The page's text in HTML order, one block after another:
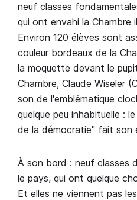
neuf classes
qui ont envahi la Chambre
Environ 120 élèves sont
couleur bordeaux de la
la moquette devant le
Chambre, Claude Wiseler
son de l'emblématique
quelque peu inhabituelle :
de la démocratie" fait son
À son bord : neuf classes
le pays, qui ont quelque
Et elles ne viennent pas